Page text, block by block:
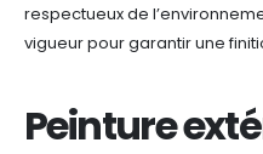
respectueux de
vigueur pour garantir une
Peinture